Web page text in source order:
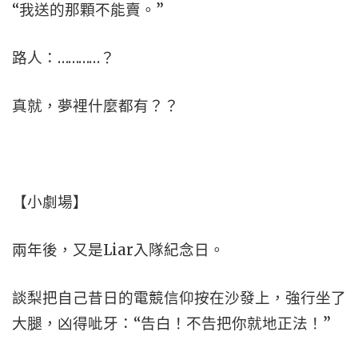
“我送的那顆不能賣。”
路人：…………？
真就，夢裡什麼都有？？
【小劇場】
兩年後，又是Liar入隊紀念日。
談梨把自己昔日的電競信仰按在沙發上，強行坐了
大腿，凶得呲牙：“告白！不告把你就地正法！”